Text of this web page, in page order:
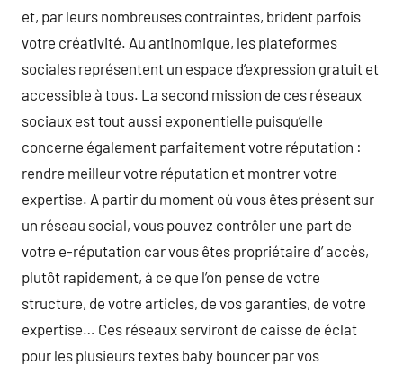
et, par leurs nombreuses contraintes, brident parfois
votre créativité. Au antinomique, les plateformes
sociales représentent un espace d’expression gratuit et
accessible à tous. La second mission de ces réseaux
sociaux est tout aussi exponentielle puisqu’elle
concerne également parfaitement votre réputation :
rendre meilleur votre réputation et montrer votre
expertise. A partir du moment où vous êtes présent sur
un réseau social, vous pouvez contrôler une part de
votre e-réputation car vous êtes propriétaire d’ accès,
plutôt rapidement, à ce que l’on pense de votre
structure, de votre articles, de vos garanties, de votre
expertise… Ces réseaux serviront de caisse de éclat
pour les plusieurs textes baby bouncer par vos